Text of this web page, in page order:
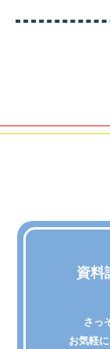
資料
さっ
お気軽